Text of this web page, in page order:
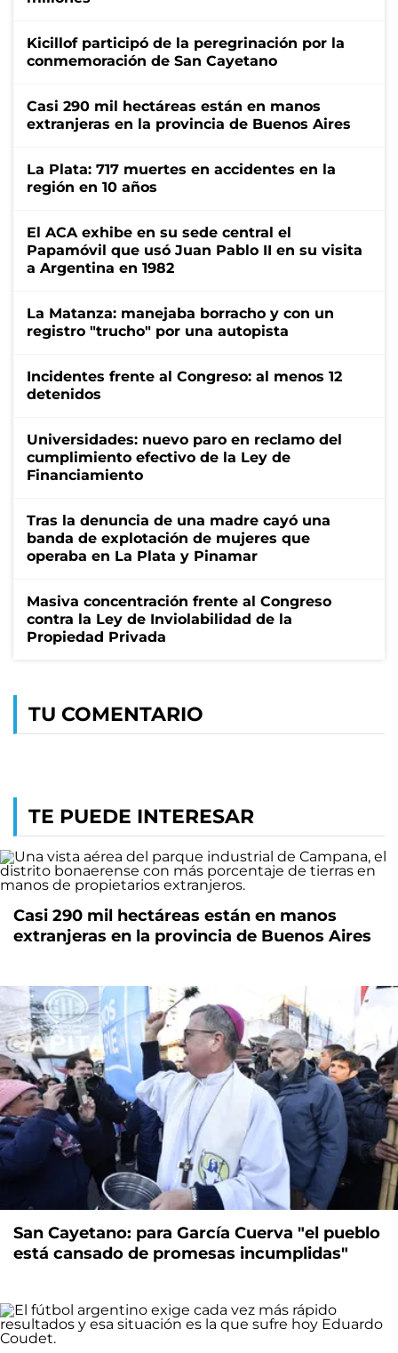
Kicillof participó de la peregrinación por la
conmemoración de San Cayetano
Casi 290 mil hectáreas están en manos
extranjeras en la provincia de Buenos Aires
La Plata: 717 muertes en accidentes en la
región en 10 años
El ACA exhibe en su sede central el
Papamóvil que usó Juan Pablo II en su visita
a Argentina en 1982
La Matanza: manejaba borracho y con un
registro "trucho" por una autopista
Incidentes frente al Congreso: al menos 12
detenidos
Universidades: nuevo paro en reclamo del
cumplimiento efectivo de la Ley de
Financiamiento
Tras la denuncia de una madre cayó una
banda de explotación de mujeres que
operaba en La Plata y Pinamar
Masiva concentración frente al Congreso
contra la Ley de Inviolabilidad de la
Propiedad Privada
TU COMENTARIO
TE PUEDE INTERESAR
Casi 290 mil hectáreas están en manos
extranjeras en la provincia de Buenos Aires
San Cayetano: para García Cuerva "el pueblo
está cansado de promesas incumplidas"